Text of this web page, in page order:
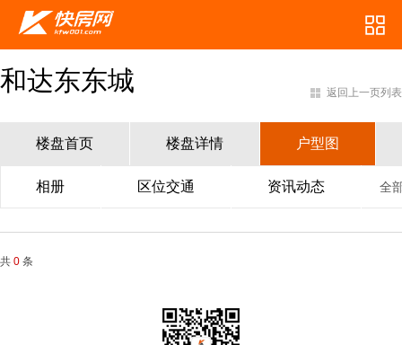
和达东东城 返回上一页列表
楼盘首页 楼盘详情 户型图
相册 区位交通 资讯动态 全
共 0 条